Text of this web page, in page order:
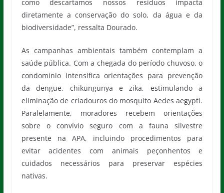
como descartamos nossos resíduos impacta
diretamente a conservação do solo, da água e da
biodiversidade”, ressalta Dourado.
As campanhas ambientais também contemplam a
saúde pública. Com a chegada do período chuvoso, o
condomínio intensifica orientações para prevenção
da dengue, chikungunya e zika, estimulando a
eliminação de criadouros do mosquito Aedes aegypti.
Paralelamente, moradores recebem orientações
sobre o convívio seguro com a fauna silvestre
presente na APA, incluindo procedimentos para
evitar acidentes com animais peçonhentos e
cuidados necessários para preservar espécies
nativas.